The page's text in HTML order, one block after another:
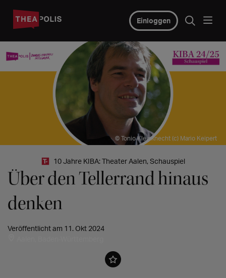
Einloggen
© Tonio Kleinknecht (c) Mario Keipert
10 Jahre KIBA: Theater Aalen, Schauspiel
Über den Tellerrand hinaus
denken
Veröffentlicht am 11. Okt 2024